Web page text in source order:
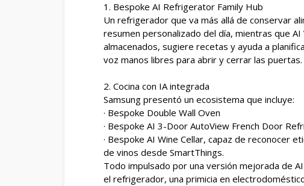
1. Bespoke AI Refrigerator Family Hub
Un refrigerador que va más allá de conservar
resumen personalizado del día, mientras que
almacenados, sugiere recetas y ayuda a
voz manos libres para abrir y cerrar las puertas.
2. Cocina con IA integrada
Samsung presentó un ecosistema que incluye:
· Bespoke Double Wall Oven
· Bespoke AI 3-Door AutoView French Door
· Bespoke AI Wine Cellar, capaz de reconocer
de vinos desde SmartThings.
Todo impulsado por una versión mejorada de
el refrigerador, una primicia en